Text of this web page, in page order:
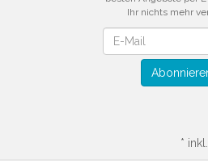
Ihr nichts mehr
*